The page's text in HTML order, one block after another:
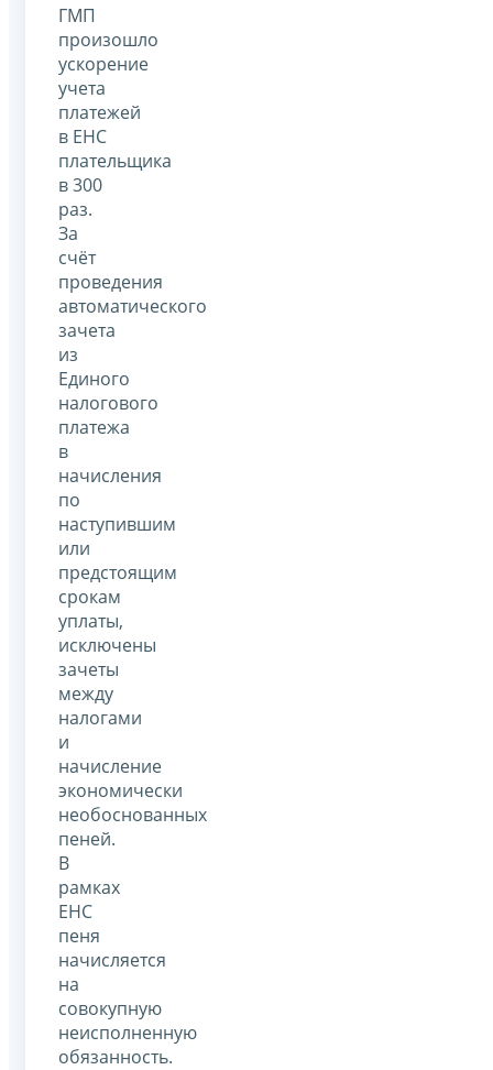
ГМП
произошло
ускорение
учета
платежей
в ЕНС
плательщика
в 300
раз.
За
счёт
проведения
автоматического
зачета
из
Единого
налогового
платежа
в
начисления
по
наступившим
или
предстоящим
срокам
уплаты,
исключены
зачеты
между
налогами
и
начисление
экономически
необоснованных
пеней.
В
рамках
ЕНС
пеня
начисляется
на
совокупную
неисполненную
обязанность.